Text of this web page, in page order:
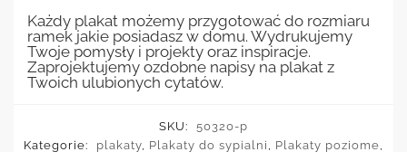
Każdy plakat możemy przygotować do rozmiaru
ramek jakie posiadasz w domu. Wydrukujemy
Twoje pomysły i projekty oraz inspiracje.
Zaprojektujemy ozdobne napisy na plakat z
Twoich ulubionych cytatów.
SKU:
50320-p
Kategorie:
plakaty, Plakaty do sypialni , Plakaty poziome,